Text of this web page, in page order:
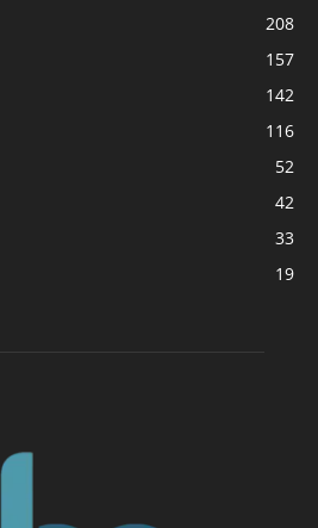
208
157
142
116
52
42
33
19